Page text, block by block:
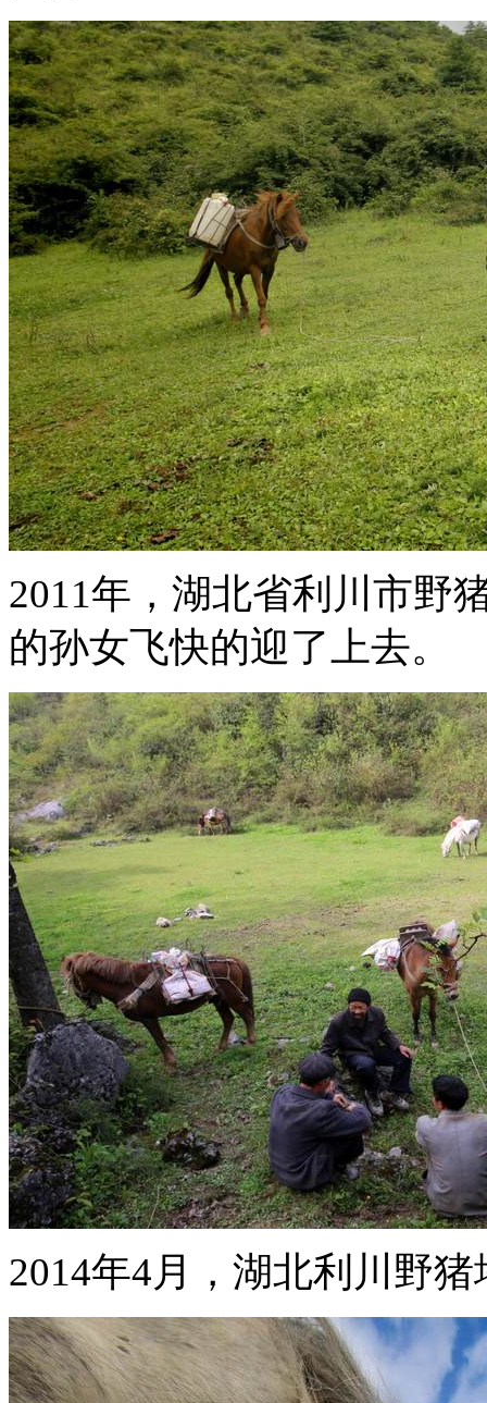
2011年，湖北省利川市野
的孙女飞快的迎了上去。
2014年4月，湖北利川野